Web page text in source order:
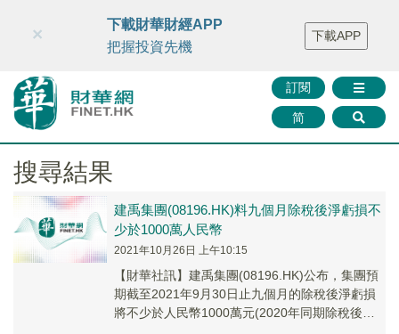
財華智庫網 FINTV FINMETA 財華證券 媒體矩陣
智庫沙龍
聯絡我們
訂閱
简
×
下載財華財經APP
把握投資先機
下載APP
搜尋結果
建禹集團(08196.HK)料九個月除稅後淨虧損不
少於1000萬人民幣
2021年10月26日 上午10:15
【財華社訊】建禹集團(08196.HK)公布，集團預
期截至2021年9月30日止九個月的除稅後淨虧損
將不少於人民幣1000萬元(2020年同期除稅後淨